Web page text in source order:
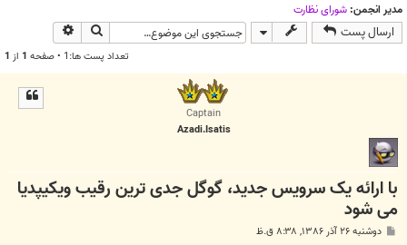
مدیر انجمن: شوراي نظارت
ارسال پست جستجو
تعداد پست ها:1 • صفحه 1 از 1
Captain
Azadi.Isatis
با ارائه یک سرویس جدید، گوگل جدی ترین رقیب ویکیپدیا
می شود
دوشنبه ۲۶ آذر ۱۳۸۶, ۸:۳۸ ق.ظ